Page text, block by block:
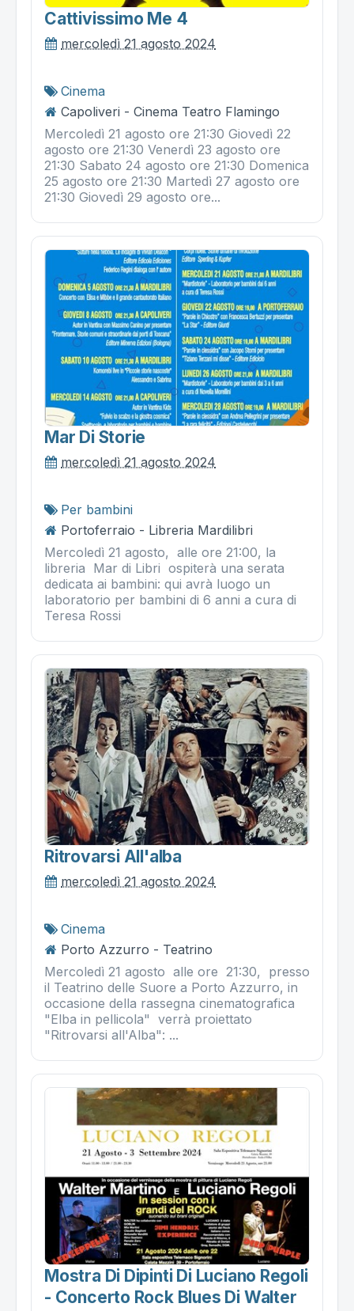
Cattivissimo Me 4
mercoledì 21 agosto 2024
Cinema
Capoliveri - Cinema Teatro Flamingo
Mercoledì 21 agosto ore 21:30 Giovedì 22
agosto ore 21:30 Venerdì 23 agosto ore
21:30 Sabato 24 agosto ore 21:30 Domenica
25 agosto ore 21:30 Martedì 27 agosto ore
21:30 Giovedì 29 agosto ore...
Mar Di Storie
mercoledì 21 agosto 2024
Per bambini
Portoferraio - Libreria Mardilibri
Mercoledì 21 agosto, alle ore 21:00, la
libreria Mar di Libri ospiterà una serata
dedicata ai bambini: qui avrà luogo un
laboratorio per bambini di 6 anni a cura di
Teresa Rossi
Ritrovarsi All'alba
mercoledì 21 agosto 2024
Cinema
Porto Azzurro - Teatrino
Mercoledì 21 agosto alle ore 21:30, presso
il Teatrino delle Suore a Porto Azzurro, in
occasione della rassegna cinematografica
"Elba in pellicola" verrà proiettato
"Ritrovarsi all'Alba": ...
Mostra Di Dipinti Di Luciano Regoli
- Concerto Rock Blues Di Walter